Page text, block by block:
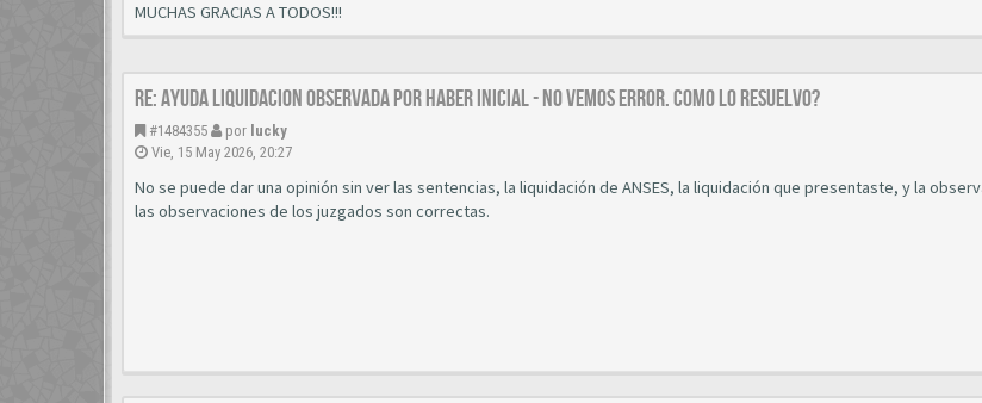
MUCHAS GRACIAS A TODOS!!!
Re: AYUDA LIQUIDACION OBSERVADA POR HABER INICIAL - NO VEMOS ERROR. COMO LO RESUELVO?
#1484355 por lucky
Vie, 15 May 2026, 20:27
No se puede dar una opinión sin ver las sentencias, la liquidación de ANSES, la liquidación que presentaste, y la
las observaciones de los juzgados son correctas.